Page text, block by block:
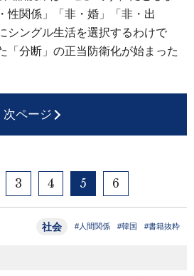
性関係」「非・婚」「非・出
シングル生活を選択するわけで
「分断」の正当防衛化が始まった
次ページ
3 4 5 6
社会 #人間関係 #韓国 #書籍抜粋